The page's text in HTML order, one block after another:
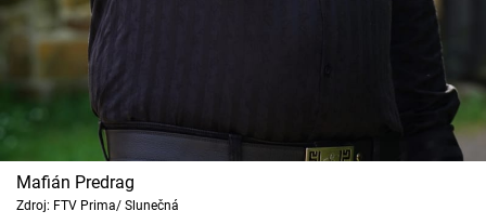
Mafián Predrag
Zdroj: FTV Prima/ Slunečná